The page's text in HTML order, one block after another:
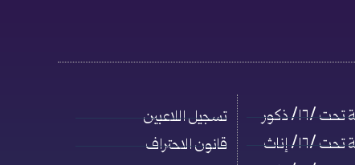
/١٦/ ذكور
/١٦/ إناث
تسجيل اللاعبين
قانون الاحتراف